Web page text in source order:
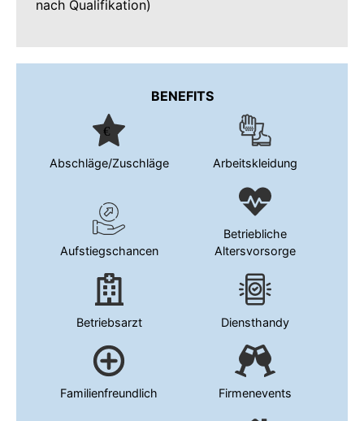
nach Qualifikation)
BENEFITS
Abschläge/Zuschläge Arbeitskleidung
Aufstiegschancen
Betriebliche
Altersvorsorge
Betriebsarzt Diensthandy
Familienfreundlich Firmenevents